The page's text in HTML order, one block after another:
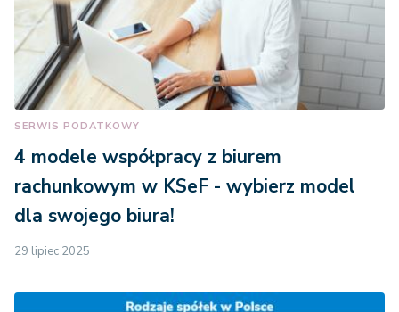
SERWIS PODATKOWY
4 modele współpracy z biurem
rachunkowym w KSeF - wybierz model
dla swojego biura!
29 lipiec 2025